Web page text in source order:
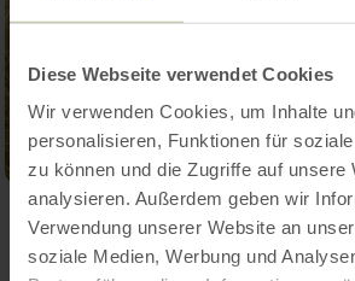
Diese Webseite verwendet Cookies
Wir verwenden Cookies, um Inhalte
personalisieren, Funktionen für
zu können und die Zugriffe auf unsere
analysieren. Außerdem geben wir
Verwendung unserer Website an
soziale Medien, Werbung und
Galerij openen